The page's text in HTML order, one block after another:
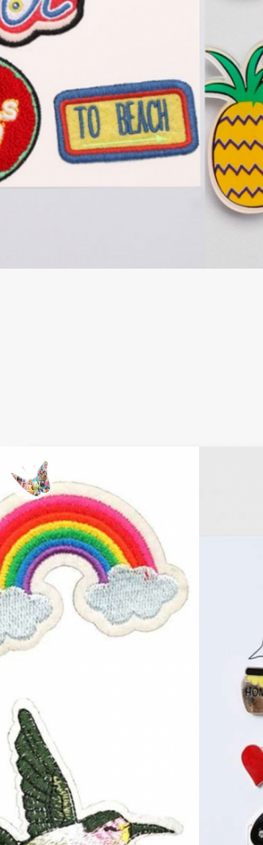
Decora tu ropa: Pull and Bear